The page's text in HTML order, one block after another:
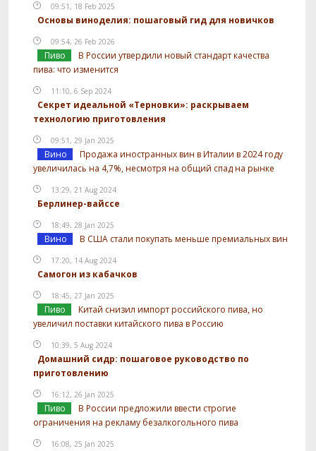
09:51, 18 Feb 2025
Основы виноделия: пошаговый гид для новичков
09:54, 26 Feb 2026
Пиво
В России утвердили новый стандарт качества
пива: что изменится
11:10, 6 Sep 2024
Секрет идеальной «Терновки»: раскрываем
технологию приготовления
09:51, 29 Jan 2025
Вино
Продажа иностранных вин в Италии в 2024 году
увеличилась на 4,7%, несмотря на общий спад на рынке
13:29, 21 Aug 2024
Берлинер-вайссе
18:49, 28 Jan 2025
Вино В США стали покупать меньше премиальных вин
17:20, 14 Aug 2024
Самогон из кабачков
18:45, 27 Jan 2025
Пиво
Китай снизил импорт российского пива, но
увеличил поставки китайского пива в Россию
10:39, 5 Aug 2024
Домашний сидр: пошаговое руководство по
приготовлению
16:12, 26 Jan 2025
Пиво
В России предложили ввести строгие
ограничения на рекламу безалкогольного пива
16:08, 25 Jan 2025